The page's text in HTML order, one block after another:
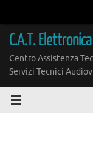
contenuto
C.A.T. Elettronica
Centro Assistenza
Servizi Tecnici